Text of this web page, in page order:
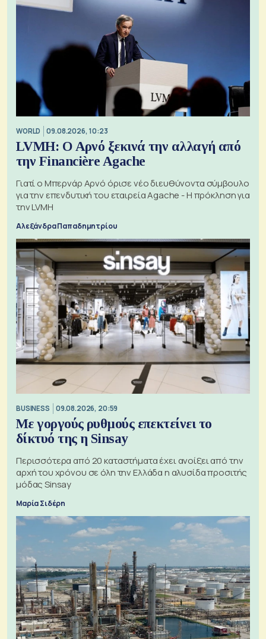
WORLD 09.08.2026, 10:23
LVMH: Ο Αρνό ξεκινά την αλλαγή από
την Financière Agache
Γιατί ο Μπερνάρ Αρνό όρισε νέο διευθύνοντα σύμβουλο
για την επενδυτική του εταιρεία Agache - Η πρόκληση για
την LVMH
Αλεξάνδρα Παπαδημητρίου
BUSINESS 09.08.2026, 20:59
Με γοργούς ρυθμούς επεκτείνει το
δίκτυό της η Sinsay
Περισσότερα από 20 καταστήματα έχει ανοίξει από την
αρχή του χρόνου σε όλη την Ελλάδα η αλυσίδα προσιτής
μόδας Sinsay
Μαρία Σιδέρη